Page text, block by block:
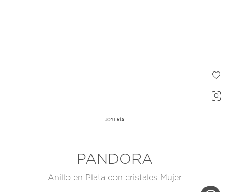
JOYERÍA
PANDORA
Anillo en Plata con cristales Mujer